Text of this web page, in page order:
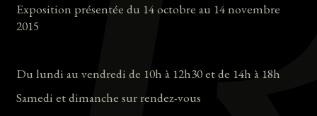
Exposition présentée du 14 octobre au 14 novembre
2015
Du lundi au vendredi de 10h à 12h30 et de 14h à 18h
Samedi et dimanche sur rendez-vous